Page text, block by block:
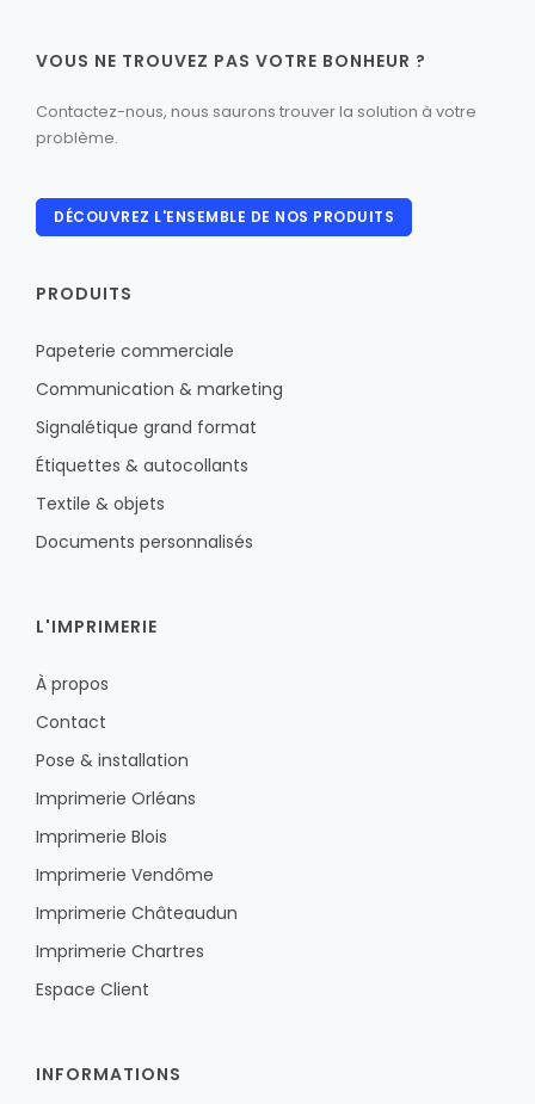
VOUS NE TROUVEZ PAS VOTRE BONHEUR ?
Contactez-nous, nous saurons trouver la solution à votre
problème.
DÉCOUVREZ L'ENSEMBLE DE NOS PRODUITS
PRODUITS
Papeterie commerciale
Communication & marketing
Signalétique grand format
Étiquettes & autocollants
Textile & objets
Documents personnalisés
L'IMPRIMERIE
À propos
Contact
Pose & installation
Imprimerie Orléans
Imprimerie Blois
Imprimerie Vendôme
Imprimerie Châteaudun
Imprimerie Chartres
Espace Client
INFORMATIONS